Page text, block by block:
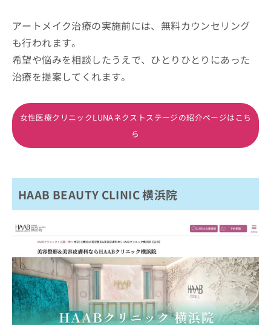
アートメイク治療の実施前には、無料カウンセリング
も行われます。
希望や悩みを相談したうえで、ひとりひとりにあった
治療を提案してくれます。
女性医療クリニックLUNAネクストステージの紹介ページはこち
ら
HAAB BEAUTY CLINIC 横浜院